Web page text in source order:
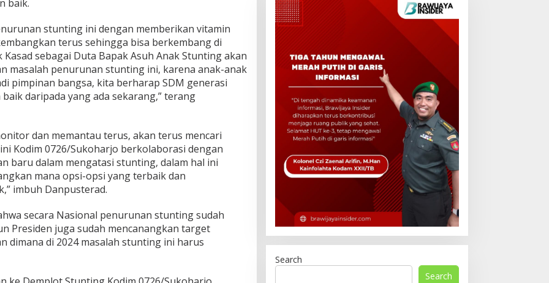
baik.
stunting ini dengan memberikan vitamin
terus sehingga bisa berkembang di
sebagai Duta Bapak Asuh Anak Stunting akan
masalah penurunan stunting ini, karena anak-anak
pimpinan bangsa, kita berharap SDM generasi
daripada yang ada sekarang,” terang
dan memantau terus, akan terus mencari
Kodim 0726/Sukoharjo berkolaborasi dengan
baru dalam mengatasi stunting, dalam hal ini
mana opsi-opsi yang terbaik dan
imbuh Danpusterad.
secara Nasional penurunan stunting sudah
Presiden juga sudah mencanangkan target
dimana di 2024 masalah stunting ini harus
Search
Search